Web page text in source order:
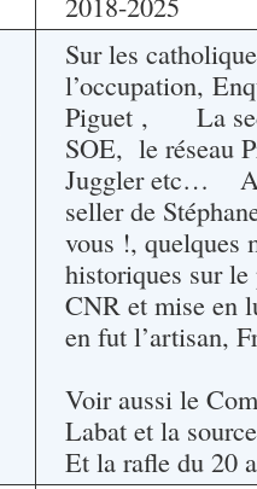
Sur les
l’occupation,
Piguet , La
SOE, le réseau
Juggler etc… A
seller de
vous !, quelques
historiques sur
CNR et mise en
en fut
Voir aussi le
Labat et la
Et la rafle du 20